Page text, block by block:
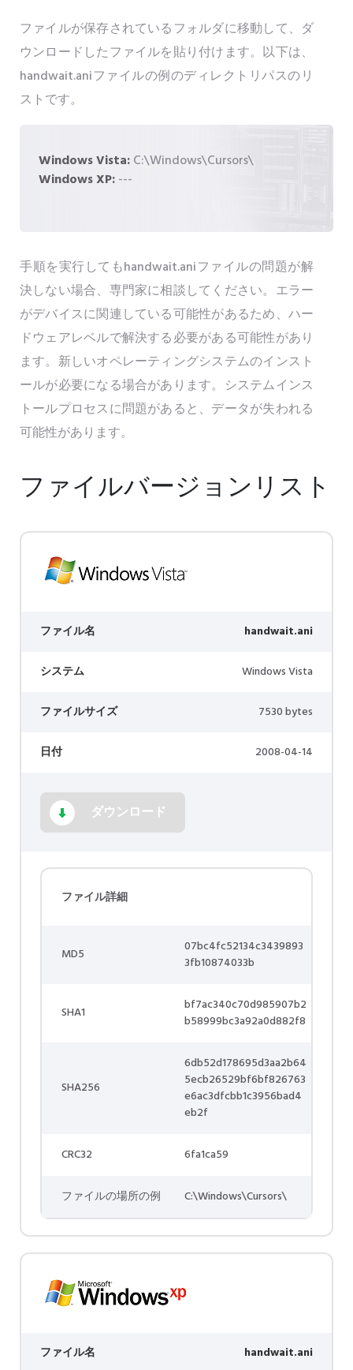
ファイルが保存されているフォルダに移動して、ダ
ウンロードしたファイルを貼り付けます。以下は、
handwait.aniファイルの例のディレクトリパスのリ
ストです。
Windows Vista:C:\Windows\Cursors\
Windows XP:---
手順を実行してもhandwait.aniファイルの問題が解
決しない場合、専門家に相談してください。エラー
がデバイスに関連している可能性があるため、ハー
ドウェアレベルで解決する必要がある可能性があり
ます。新しいオペレーティングシステムのインスト
ールが必要になる場合があります。システムインス
トールプロセスに問題があると、データが失われる
可能性があります。
ファイルバージョンリスト
ファイル名 handwait.ani
システム Windows Vista
ファイルサイズ 7530 bytes
日付 2008-04-14
ダウンロード
ファイル詳細
MD5
07bc4fc52134c3439893
3fb10874033b
SHA1
bf7ac340c70d985907b2
b58999bc3a92a0d882f8
SHA256
6db52d178695d3aa2b64
5ecb26529bf6bf826763
e6ac3dfcbb1c3956bad4
eb2f
CRC32 6fa1ca59
ファイルの場所の例 C:\Windows\Cursors\
ファイル名 handwait.ani